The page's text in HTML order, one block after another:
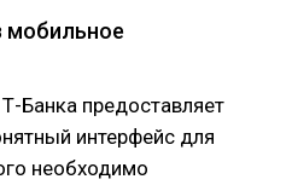
мобильное
Банка предоставляет
интерфейс для
необходимо